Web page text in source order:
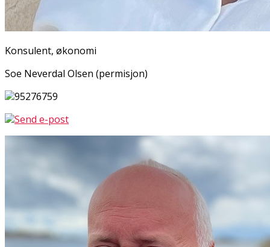
Konsulent, økonomi
Sofie Neverdal Olsen (permisjon)
95276759
Send e-post